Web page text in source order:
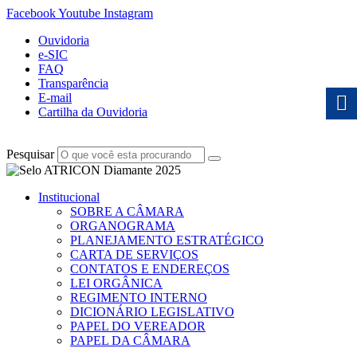
FacebookYoutube Instagram
Ouvidoria
e-SIC
FAQ
Transparência
E-mail
Cartilha da Ouvidoria
Pesquisar
Institucional
SOBRE A CÂMARA
ORGANOGRAMA
PLANEJAMENTO ESTRATÉGICO
CARTA DE SERVIÇOS
CONTATOS E ENDEREÇOS
LEI ORGÂNICA
REGIMENTO INTERNO
DICIONÁRIO LEGISLATIVO
PAPEL DO VEREADOR
PAPEL DA CÂMARA